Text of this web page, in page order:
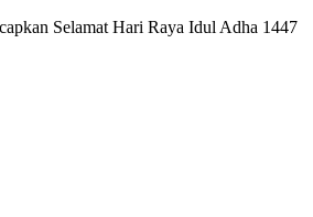
Selamat Hari Raya Idul Adha 1447